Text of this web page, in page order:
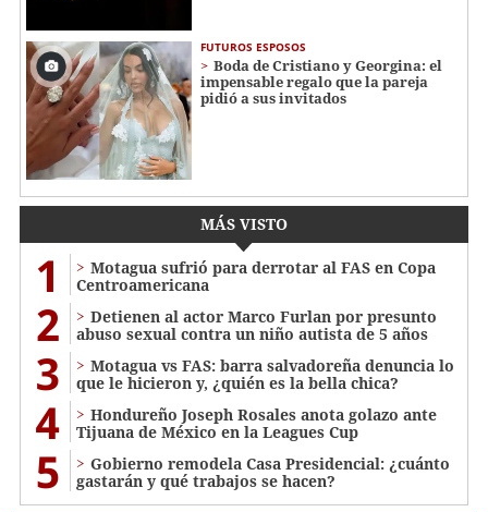
FUTUROS ESPOSOS
Boda de Cristiano y Georgina: el
impensable regalo que la pareja
pidió a sus invitados
MÁS VISTO
1
Motagua sufrió para derrotar al FAS en Copa
Centroamericana
2
Detienen al actor Marco Furlan por presunto
abuso sexual contra un niño autista de 5 años
3
Motagua vs FAS: barra salvadoreña denuncia lo
que le hicieron y, ¿quién es la bella chica?
4
Hondureño Joseph Rosales anota golazo ante
Tijuana de México en la Leagues Cup
5
Gobierno remodela Casa Presidencial: ¿cuánto
gastarán y qué trabajos se hacen?